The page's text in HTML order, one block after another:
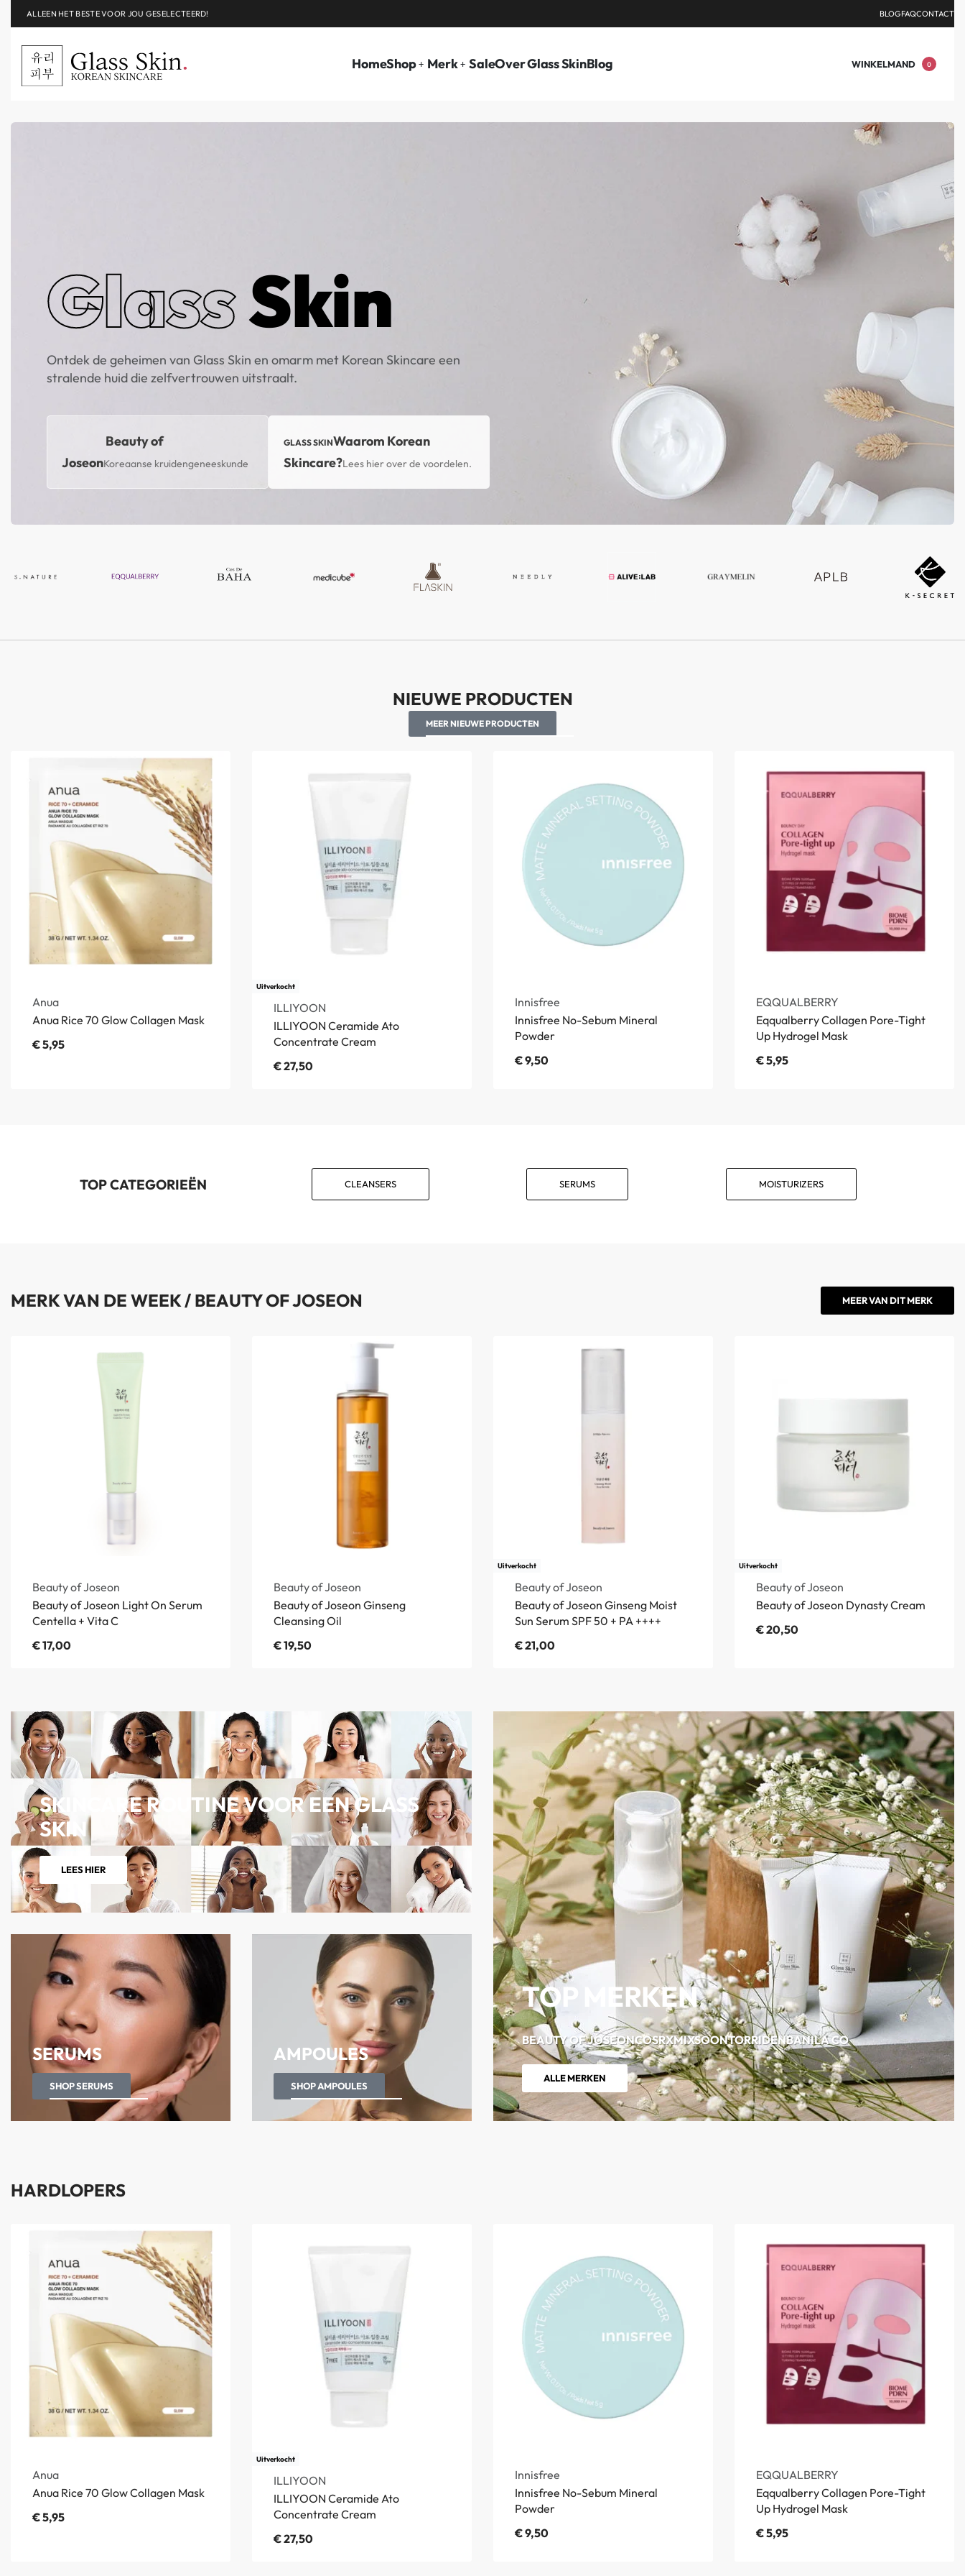
ALLEEN HET BESTE VOOR JOU GESELECTEERD! BLOGFAQCONTACT
HomeShop Merk SaleOver Glass SkinBlog WINKELMAND 0
GlassSkin
Ontdek de geheimen van Glass Skin en omarm met Korean Skincare een
stralende huid die zelfvertrouwen uitstraalt.
Beauty of
JoseonKoreaanse kruidengeneeskunde
Waarom Korean
Skincare?Lees hier over de voordelen.
NIEUWE PRODUCTEN
MEER NIEUWE PRODUCTEN
Anua
Anua Rice 70 Glow Collagen Mask
€5,95
Uitverkocht
ILLIYOON
ILLIYOON Ceramide Ato
Concentrate Cream
€27,50
Innisfree
Innisfree No-Sebum Mineral
Powder
€9,50
EQQUALBERRY
Eqqualberry Collagen Pore-Tight
Up Hydrogel Mask
€5,95
TOP CATEGORIEËN CLEANSERS SERUMS MOISTURIZERS
MERK VAN DE WEEK / BEAUTY OF JOSEON MEER VAN DIT MERK
Beauty of Joseon
Beauty of Joseon Light On Serum
Centella + Vita C
€17,00
Beauty of Joseon
Beauty of Joseon Ginseng
Cleansing Oil
€19,50
Uitverkocht
Beauty of Joseon
Beauty of Joseon Ginseng Moist
Sun Serum SPF 50 + PA ++++
€21,00
Uitverkocht
Beauty of Joseon
Beauty of Joseon Dynasty Cream
€20,50
SKINCARE ROUTINE VOOR EEN GLASS
SKIN
LEES HIER
SERUMS
SHOP SERUMS
AMPOULES
SHOP AMPOULES
TOP MERKEN
BEAUTY OF JOSEONCOSRXMIXSOONTORRIDENBANILA CO
ALLE MERKEN
HARDLOPERS
Anua
Anua Rice 70 Glow Collagen Mask
€5,95
Uitverkocht
ILLIYOON
ILLIYOON Ceramide Ato
Concentrate Cream
€27,50
Innisfree
Innisfree No-Sebum Mineral
Powder
€9,50
EQQUALBERRY
Eqqualberry Collagen Pore-Tight
Up Hydrogel Mask
€5,95